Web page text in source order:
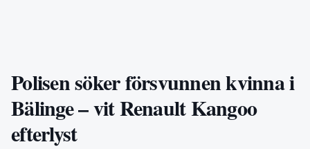
Polisen söker försvunnen kvinna i
Bälinge – vit Renault Kangoo
efterlyst